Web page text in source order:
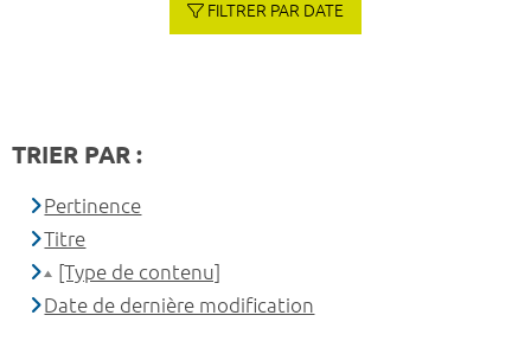
FILTRER PAR DATE
TRIER PAR :
Pertinence
Titre
[Type de contenu]
Date de dernière modification